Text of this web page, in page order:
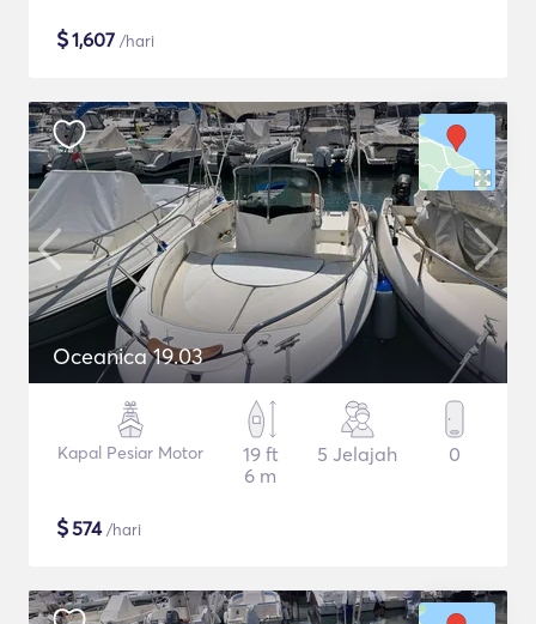
$1,607 /hari
Oceanica 19.03
Kapal Pesiar Motor
19 ft
6 m
5 Jelajah 0
$574/hari